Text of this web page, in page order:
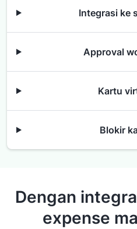
Integrasi ke
Approval
Kartu
Blokir
Dengan
expense